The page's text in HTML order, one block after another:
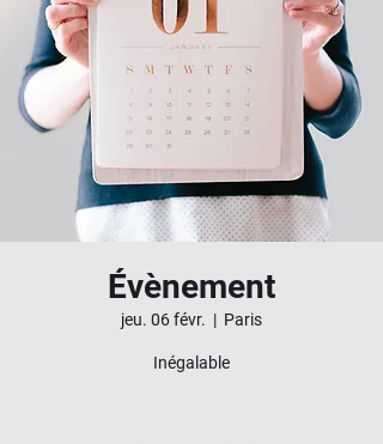
Évènement
jeu. 06 févr.
  |
Paris
Inégalable